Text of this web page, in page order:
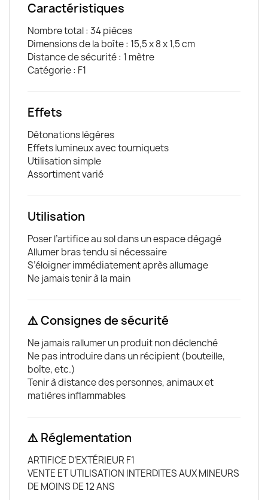
Caractéristiques
Nombre total : 34 pièces
Dimensions de la boîte : 15,5 x 8 x 1,5 cm
Distance de sécurité : 1 mètre
Catégorie : F1
Effets
Détonations légères
Effets lumineux avec tourniquets
Utilisation simple
Assortiment varié
Utilisation
Poser l’artifice au sol dans un espace dégagé
Allumer bras tendu si nécessaire
S’éloigner immédiatement après allumage
Ne jamais tenir à la main
⚠️ Consignes de sécurité
Ne jamais rallumer un produit non déclenché
Ne pas introduire dans un récipient (bouteille,
boîte, etc.)
Tenir à distance des personnes, animaux et
matières inflammables
⚠️ Réglementation
ARTIFICE D’EXTÉRIEUR F1
VENTE ET UTILISATION INTERDITES AUX MINEURS
DE MOINS DE 12 ANS